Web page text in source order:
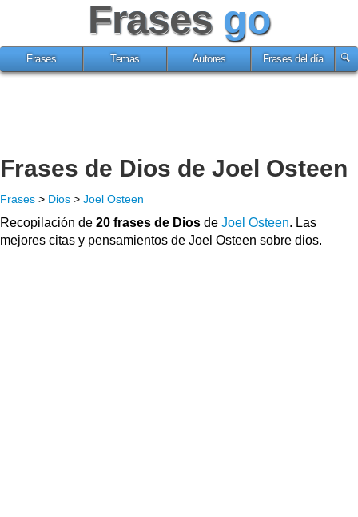
Frases go
Frases Temas Autores Frases del día
Frases de Dios de Joel Osteen
Frases > Dios > Joel Osteen
Recopilación de 20 frases de Dios de Joel Osteen. Las
mejores citas y pensamientos de Joel Osteen sobre dios.